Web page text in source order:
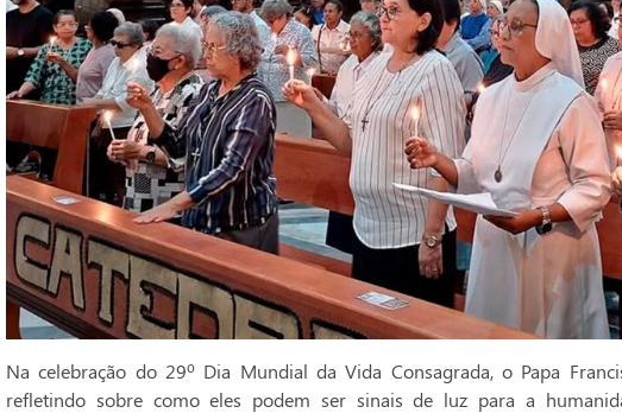
Na celebração do 29º Dia Mundial da Vida Consagrada, o Papa
refletindo sobre como eles podem ser sinais de luz para a